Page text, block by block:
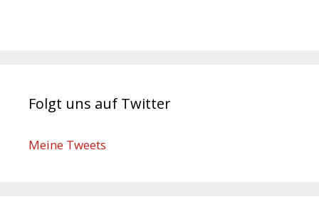
Folgt uns auf Twitter
Meine Tweets